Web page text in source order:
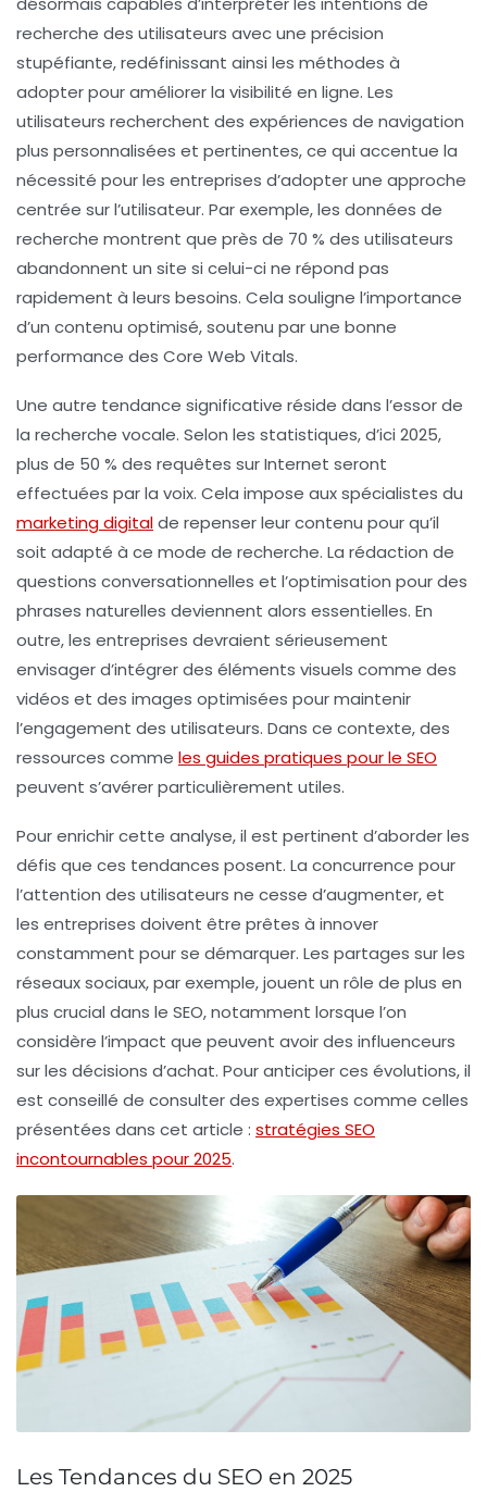
recherche des utilisateurs avec une précision
stupéfiante, redéfinissant ainsi les méthodes à
adopter pour améliorer la visibilité en ligne. Les
utilisateurs recherchent des expériences de navigation
plus personnalisées et pertinentes, ce qui accentue la
nécessité pour les entreprises d’adopter une approche
centrée sur l’utilisateur. Par exemple, les données de
recherche montrent que près de 70 % des utilisateurs
abandonnent un site si celui-ci ne répond pas
rapidement à leurs besoins. Cela souligne l’importance
d’un contenu optimisé, soutenu par une bonne
performance des Core Web Vitals.
Une autre tendance significative réside dans l’essor de
la recherche vocale. Selon les statistiques, d’ici 2025,
plus de 50 % des requêtes sur Internet seront
effectuées par la voix. Cela impose aux spécialistes du
marketing digitalde repenser leur contenu pour qu’il
soit adapté à ce mode de recherche. La rédaction de
questions conversationnelles et l’optimisation pour des
phrases naturelles deviennent alors essentielles. En
outre, les entreprises devraient sérieusement
envisager d’intégrer des éléments visuels comme des
vidéos et des images optimisées pour maintenir
l’engagement des utilisateurs. Dans ce contexte, des
ressources comme les guides pratiques pour le SEO
peuvent s’avérer particulièrement utiles.
Pour enrichir cette analyse, il est pertinent d’aborder les
défis que ces tendances posent. La concurrence pour
l’attention des utilisateurs ne cesse d’augmenter, et
les entreprises doivent être prêtes à innover
constamment pour se démarquer. Les partages sur les
réseaux sociaux, par exemple, jouent un rôle de plus en
plus crucial dans le SEO, notamment lorsque l’on
considère l’impact que peuvent avoir des influenceurs
sur les décisions d’achat. Pour anticiper ces évolutions, il
est conseillé de consulter des expertises comme celles
présentées dans cet article : stratégies SEO
incontournables pour 2025.
Les Tendances du SEO en 2025